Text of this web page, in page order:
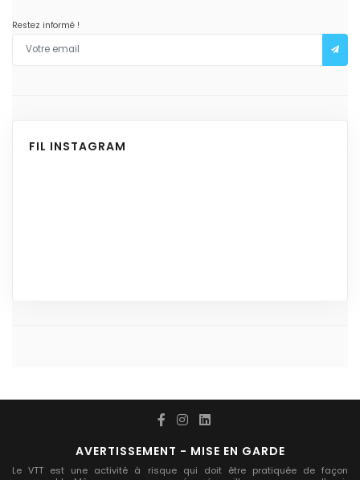
Restez informé !
FIL INSTAGRAM
AVERTISSEMENT - MISE EN GARDE
Le VTT est une activité à risque qui doit être pratiquée de façon